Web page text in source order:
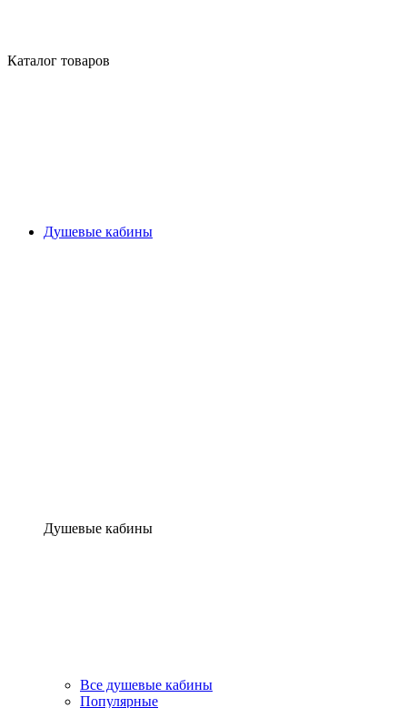
Каталог товаров
Душевые кабины
Душевые кабины
Все душевые кабины
Популярные